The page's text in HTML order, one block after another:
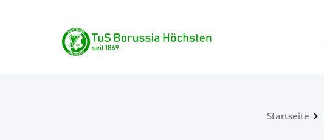
TuS Borussia Höchsten
seit 1869
Startseite